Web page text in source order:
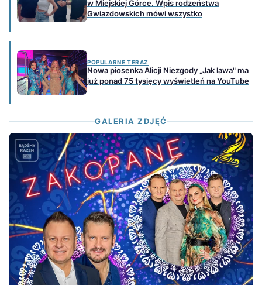
w Miejskiej Górce. Wpis rodzeństwa
Gwiazdowskich mówi wszystko
POPULARNE TERAZ
Nowa piosenka Alicji Niezgody „Jak lawa" ma
już ponad 75 tysięcy wyświetleń na YouTube
GALERIA ZDJĘĆ